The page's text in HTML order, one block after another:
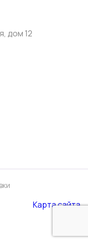
дом 12
Карта сайта